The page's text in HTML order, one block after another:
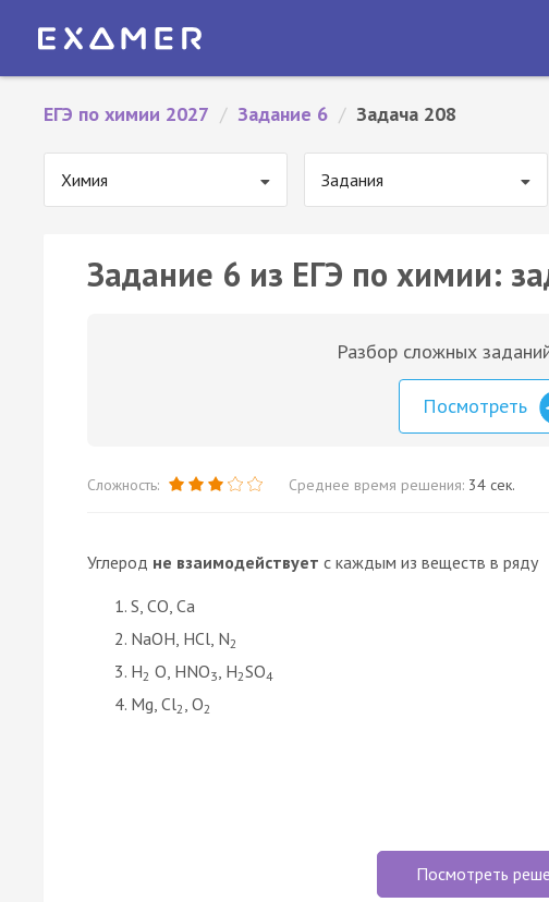
ЕГЭ по химии 2027 / Задание 6 / Задача 208
Химия Задания
Задание 6 из ЕГЭ по химии:
Разбор сложных
Посмотреть
Сложность: Среднее время решения: 34 сек.
Углерод не взаимодействует с каждым из веществ в ряду
S, CО, Ca
NaOH, HCl, N2
Н2 О, HNO3 , H2SO4
Mg, Сl2 , О2
Посмотреть